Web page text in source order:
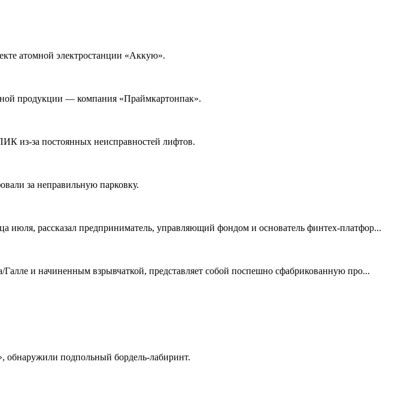
атомной электростанции «Аккую».
продукции — компания «Праймкартонпак».
из-за постоянных неисправностей лифтов.
за неправильную парковку.
июля, рассказал предприниматель, управляющий фондом и основатель финтех-платфор...
и начиненным взрывчаткой, представляет собой поспешно сфабрикованную про...
обнаружили подпольный бордель-лабиринт.